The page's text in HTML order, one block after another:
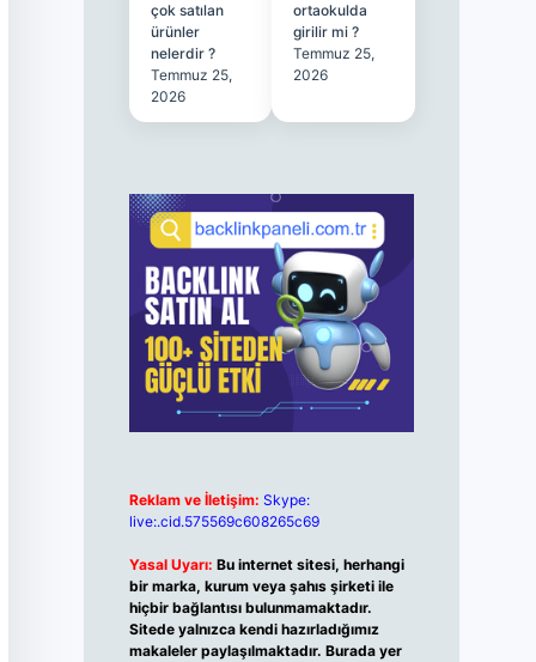
çok satılan
ürünler
nelerdir ?
Temmuz 25,
2026
ortaokulda
girilir mi ?
Temmuz 25,
2026
Reklam ve İletişim: Skype:
live:.cid.575569c608265c69
Yasal Uyarı: Bu internet sitesi, herhangi
bir marka, kurum veya şahıs şirketi ile
hiçbir bağlantısı bulunmamaktadır.
Sitede yalnızca kendi hazırladığımız
makaleler paylaşılmaktadır. Burada yer